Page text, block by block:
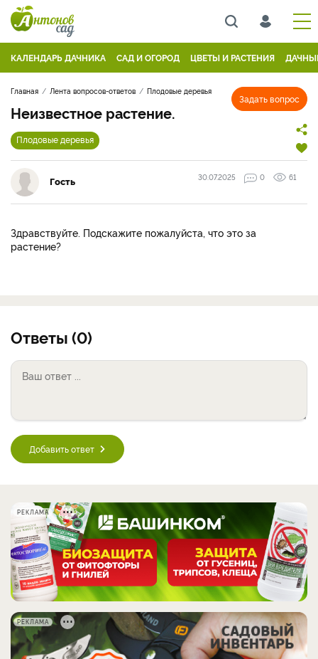
КАЛЕНДАРЬ ДАЧНИКА САД И ОГОРОД ЦВЕТЫ И РАСТЕНИЯ
Задать вопрос
Главная Лента вопросов-ответов Плодовые деревья
Неизвестное растение.
Плодовые деревья
Гость 30.07.2025 0 61
Здравствуйте. Подскажите пожалуйста, что это за
растение?
Ответы (0)
Добавить ответ
РЕКЛАМА
РЕКЛАМА